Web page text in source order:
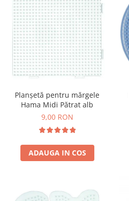
Planșetă pentru mărgele
Hama Midi Pătrat alb
9,00 RON
ADAUGA IN COS